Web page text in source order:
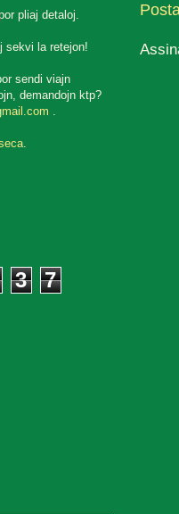
pliaj detaloj.
sekvi la retejon!
sendi viajn
demandojn ktp?
.
.
3 7